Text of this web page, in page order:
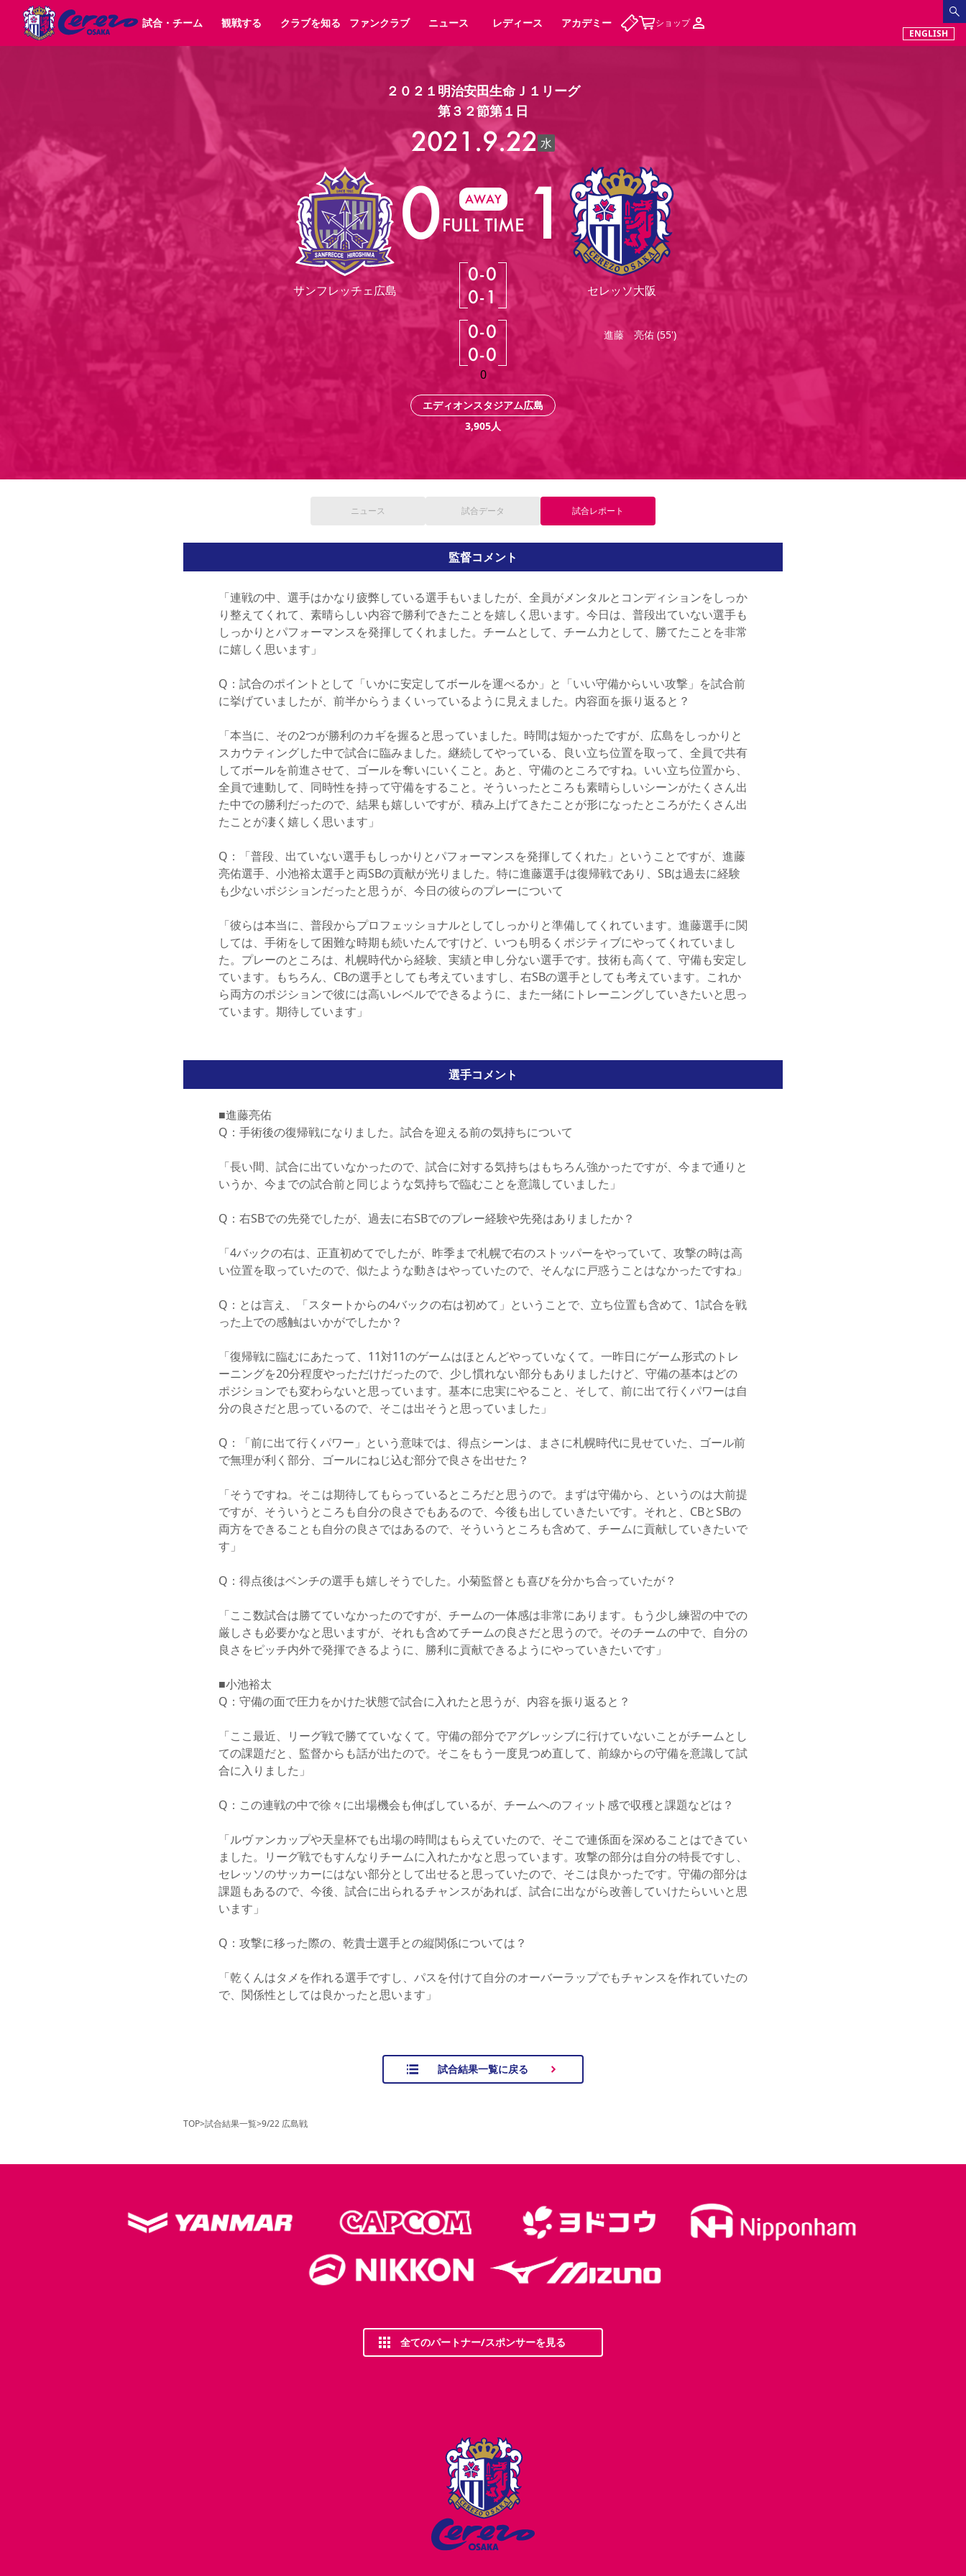
試合・チーム
メディア情報 アクセス アカデミー
ハナサカプレーヤー
歴代所属選手
観戦する
販売スケジュール 法人シーズンシート 福祉サービス
特定興行入場券 譲渡サービス
初めて観戦ガイド キッズ向けサービス グルメ マッチデープログラム
観戦マナー&ルール
ビジターサポーター観戦ガイド
公式アプリ
YANMAR HANASAKA STADIUM DAZNで観戦 アウェイツアー よくある質問
クラブを知る
シーズン記録
セレッソ大阪VISAカード サポートスタッフ セレッソアイデアちょうだいな
応援商店街
Lise（ライセンスビジネス）
サステナビリティポリシー インパクトレポート 活動レポート SPORT POSITIVE LEAGUES
取り組み実績
長居公園 セレッソフットサルパーク セレッソフットサルパーク長居
セレッソスポーツパーク舞洲
YANMAR HANASAKA STADIUM
セレッソ大阪アカデミー 子供のサッカースクール
大人のサッカースクール
その他スポーツクラブ
ファンクラブ
SAKURA POINT Program まいセレチケット 会員規定
ニュース
チケット パートナー スポーツクラブ メディア
レディース アカデミー
ショップ
ENGLISH
２０２１明治安田生命Ｊ１リーグ
第３２節第１日
2021.9.22 水
サンフレッチェ広島
0 AWAY
FULL TIME1
0-0
0-1
0-0
0-0
0
セレッソ大阪
進藤 亮佑 (55')
エディオンスタジアム広島
3,905人
ニュース 試合データ 試合レポート
監督コメント
「連戦の中、選手はかなり疲弊している選手もいましたが、全員がメンタルとコンディションをしっか
り整えてくれて、素晴らしい内容で勝利できたことを嬉しく思います。今日は、普段出ていない選手も
しっかりとパフォーマンスを発揮してくれました。チームとして、チーム力として、勝てたことを非常
に嬉しく思います」
Q：試合のポイントとして「いかに安定してボールを運べるか」と「いい守備からいい攻撃」を試合前
に挙げていましたが、前半からうまくいっているように見えました。内容面を振り返ると？
「本当に、その2つが勝利のカギを握ると思っていました。時間は短かったですが、広島をしっかりと
スカウティングした中で試合に臨みました。継続してやっている、良い立ち位置を取って、全員で共有
してボールを前進させて、ゴールを奪いにいくこと。あと、守備のところですね。いい立ち位置から、
全員で連動して、同時性を持って守備をすること。そういったところも素晴らしいシーンがたくさん出
た中での勝利だったので、結果も嬉しいですが、積み上げてきたことが形になったところがたくさん出
たことが凄く嬉しく思います」
Q：「普段、出ていない選手もしっかりとパフォーマンスを発揮してくれた」ということですが、進藤
亮佑選手、小池裕太選手と両SBの貢献が光りました。特に進藤選手は復帰戦であり、SBは過去に経験
も少ないポジションだったと思うが、今日の彼らのプレーについて
「彼らは本当に、普段からプロフェッショナルとしてしっかりと準備してくれています。進藤選手に関
しては、手術をして困難な時期も続いたんですけど、いつも明るくポジティブにやってくれていまし
た。プレーのところは、札幌時代から経験、実績と申し分ない選手です。技術も高くて、守備も安定し
ています。もちろん、CBの選手としても考えていますし、右SBの選手としても考えています。これか
ら両方のポジションで彼には高いレベルでできるように、また一緒にトレーニングしていきたいと思っ
ています。期待しています」
選手コメント
■進藤亮佑
Q：手術後の復帰戦になりました。試合を迎える前の気持ちについて
「長い間、試合に出ていなかったので、試合に対する気持ちはもちろん強かったですが、今まで通りと
いうか、今までの試合前と同じような気持ちで臨むことを意識していました」
Q：右SBでの先発でしたが、過去に右SBでのプレー経験や先発はありましたか？
「4バックの右は、正直初めてでしたが、昨季まで札幌で右のストッパーをやっていて、攻撃の時は高
い位置を取っていたので、似たような動きはやっていたので、そんなに戸惑うことはなかったですね」
Q：とは言え、「スタートからの4バックの右は初めて」ということで、立ち位置も含めて、1試合を戦
った上での感触はいかがでしたか？
「復帰戦に臨むにあたって、11対11のゲームはほとんどやっていなくて。一昨日にゲーム形式のトレ
ーニングを20分程度やっただけだったので、少し慣れない部分もありましたけど、守備の基本はどの
ポジションでも変わらないと思っています。基本に忠実にやること、そして、前に出て行くパワーは自
分の良さだと思っているので、そこは出そうと思っていました」
Q：「前に出て行くパワー」という意味では、得点シーンは、まさに札幌時代に見せていた、ゴール前
で無理が利く部分、ゴールにねじ込む部分で良さを出せた？
「そうですね。そこは期待してもらっているところだと思うので。まずは守備から、というのは大前提
ですが、そういうところも自分の良さでもあるので、今後も出していきたいです。それと、CBとSBの
両方をできることも自分の良さではあるので、そういうところも含めて、チームに貢献していきたいで
す」
Q：得点後はベンチの選手も嬉しそうでした。小菊監督とも喜びを分かち合っていたが？
「ここ数試合は勝てていなかったのですが、チームの一体感は非常にあります。もう少し練習の中での
厳しさも必要かなと思いますが、それも含めてチームの良さだと思うので。そのチームの中で、自分の
良さをピッチ内外で発揮できるように、勝利に貢献できるようにやっていきたいです」
■小池裕太
Q：守備の面で圧力をかけた状態で試合に入れたと思うが、内容を振り返ると？
「ここ最近、リーグ戦で勝てていなくて。守備の部分でアグレッシブに行けていないことがチームとし
ての課題だと、監督からも話が出たので。そこをもう一度見つめ直して、前線からの守備を意識して試
合に入りました」
Q：この連戦の中で徐々に出場機会も伸ばしているが、チームへのフィット感で収穫と課題などは？
「ルヴァンカップや天皇杯でも出場の時間はもらえていたので、そこで連係面を深めることはできてい
ました。リーグ戦でもすんなりチームに入れたかなと思っています。攻撃の部分は自分の特長ですし、
セレッソのサッカーにはない部分として出せると思っていたので、そこは良かったです。守備の部分は
課題もあるので、今後、試合に出られるチャンスがあれば、試合に出ながら改善していけたらいいと思
います」
Q：攻撃に移った際の、乾貴士選手との縦関係については？
「乾くんはタメを作れる選手ですし、パスを付けて自分のオーバーラップでもチャンスを作れていたの
で、関係性としては良かったと思います」
試合結果一覧に戻る
TOP>試合結果一覧>9/22 広島戦
全てのパートナー/スポンサーを見る